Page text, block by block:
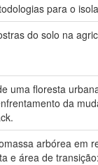
para o
do solo na
uma floresta
da
arbórea em
e área de